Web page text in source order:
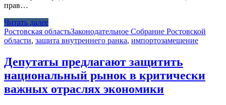
прав…
Читать далее
Ростовская областьЗаконодательное Собрание Ростовской
области, защита внутреннего ранка, импортозамещение
Депутаты предлагают защитить
национальный рынок в критически
важных отраслях экономики